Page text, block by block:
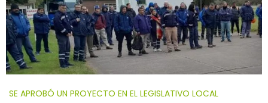
SE APROBÓ UN PROYECTO EN EL LEGISLATIVO LOCAL